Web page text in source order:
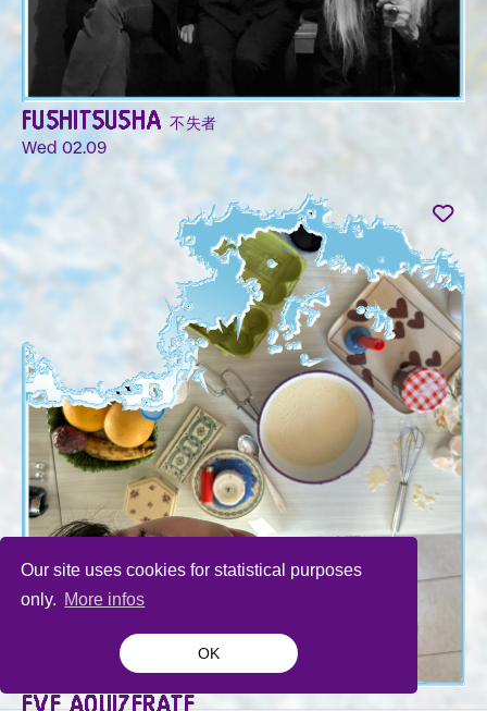
Our site uses cookies for statistical purposes
only. More infos
OK
FUSHITSUSHA 不失者
Wed 02.09
EVE AOUIZERATE